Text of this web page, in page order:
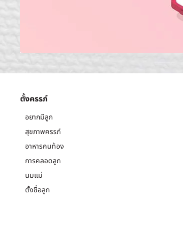
ตั้งครรภ์
อยากมีลูก
สุขภาพครรภ์
อาหารคนท้อง
การคลอดลูก
นมแม่
ตั้งชื่อลูก